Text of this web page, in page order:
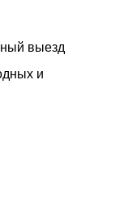
выезд
и